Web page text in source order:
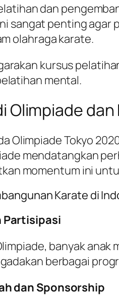
dan
sangat penting agar
olahraga karate.
kursus
mental.
Olimpiade dan
Olimpiade Tokyo
mendatangkan
momentum ini
Karate di
Partisipasi
banyak
berbagai
dan Sponsorship